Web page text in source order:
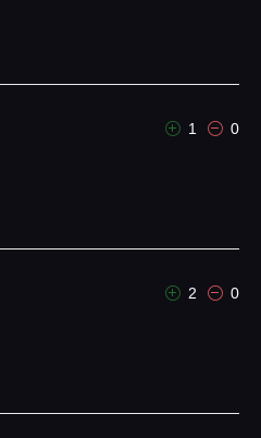
1 0
2 0